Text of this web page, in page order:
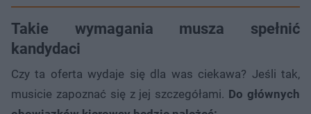
Takie wymagania musza spełnić
kandydaci
Czy ta oferta wydaje się dla was ciekawa? Jeśli tak,
musicie zapoznać się z jej szczegółami. Do głównych